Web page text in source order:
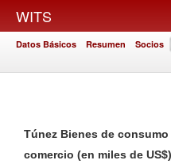
WITS
Datos Básicos Resumen Socios
Túnez Bienes de
comercio (en miles de US$)